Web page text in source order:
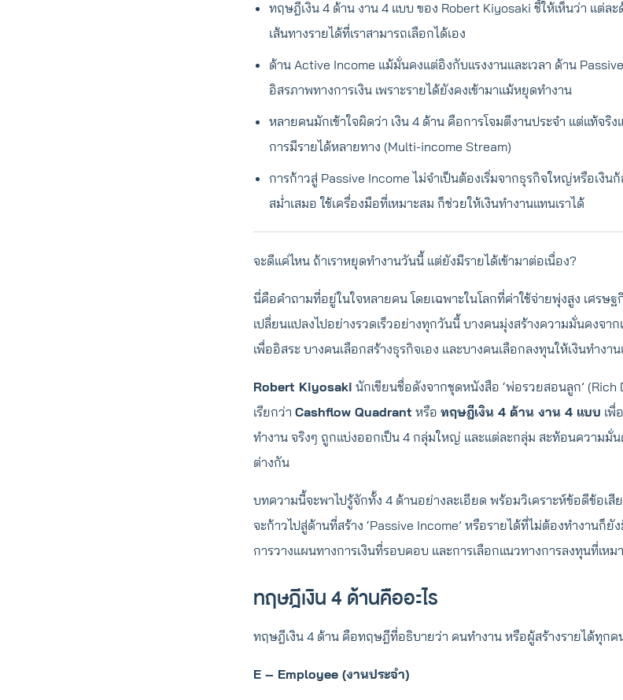
ทฤษฎีเงิน 4 ด้าน งาน 4 แบบ ของ Robert Kiyosaki ชี้ให้เห็นว่า แต่ล
เส้นทางรายได้ที่เราสามารถเลือกได้เอง
ด้าน Active Income แม้มั่นคงแต่อิงกับแรงงานและเวลา ด้าน
อิสรภาพทางการเงิน เพราะรายได้ยังคงเข้ามาแม้หยุดทำงาน
หลายคนมักเข้าใจผิดว่า เงิน 4 ด้าน คือการโจมตีงานประจำ แต่แท้จริ
การมีรายได้หลายทาง (Multi-income Stream)
การก้าวสู่ Passive Income ไม่จำเป็นต้องเริ่มจากธุรกิจใหญ่หรือเงิน
สม่ำเสมอ ใช้เครื่องมือที่เหมาะสม ก็ช่วยให้เงินทำงานแทนเราได้
จะดีแค่ไหน ถ้าเราหยุดทำงานวันนี้ แต่ยังมีรายได้เข้ามาต่อเนื่อง?
นี่คือคำถามที่อยู่ในใจหลายคน โดยเฉพาะในโลกที่ค่าใช้จ่ายพุ่งสูง เศรษ
เปลี่ยนแปลงไปอย่างรวดเร็วอย่างทุกวันนี้ บางคนมุ่งสร้างความมั่นคงจา
เพื่ออิสระ บางคนเลือกสร้างธุรกิจเอง และบางคนเลือกลงทุนให้เงินทำงา
Robert Kiyosaki นักเขียนชื่อดังจากชุดหนังสือ ‘พ่อรวยสอนลูก’ (Rich
เรียกว่า Cashflow Quadrant หรือ ทฤษฎีเงิน 4 ด้าน งาน 4 แบบ เพื่
ทำงาน จริงๆ ถูกแบ่งออกเป็น 4 กลุ่มใหญ่ และแต่ละกลุ่ม สะท้อนความมั่น
ต่างกัน
บทความนี้จะพาไปรู้จักทั้ง 4 ด้านอย่างละเอียด พร้อมวิเคราะห์ข้อดีข้อเ
จะก้าวไปสู่ด้านที่สร้าง ‘Passive Income’ หรือรายได้ที่ไม่ต้องทำงานก็ยั
การวางแผนทางการเงินที่รอบคอบ และการเลือกแนวทางการลงทุนที่เห
ทฤษฎีเงิน 4 ด้านคืออะไร
ทฤษฎีเงิน 4 ด้าน คือทฤษฎีที่อธิบายว่า คนทำงาน หรือผู้สร้างรายได้ทุก
E – Employee (งานประจำ)